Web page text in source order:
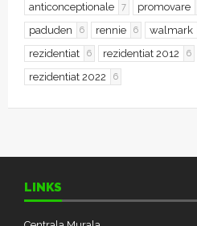
anticonceptionale 7 promovare
paduden 6 rennie 6 walmark
rezidentiat 6 rezidentiat 2012 6
rezidentiat 2022 6
LINKS